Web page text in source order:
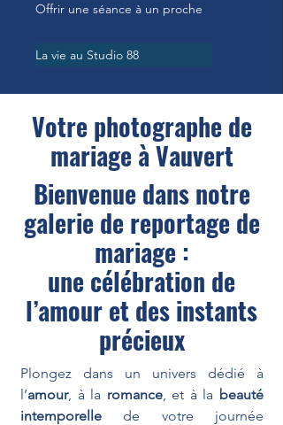
Offrir une séance à un proche
La vie au Studio 88
Votre photographe de
mariage à Vauvert
Bienvenue dans notre
galerie de reportage de
mariage :
une célébration de
l’amour et des instants
précieux
Plongez dans un univers dédié à
l’amour, à la romance, et à la beauté
intemporelle de votre journée